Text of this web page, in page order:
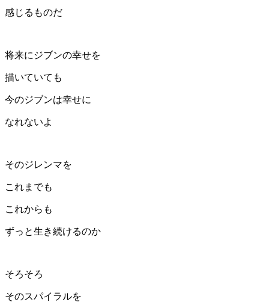
感じるものだ
将来にジブンの幸せを
描いていても
今のジブンは幸せに
なれないよ
そのジレンマを
これまでも
これからも
ずっと生き続けるのか
そろそろ
そのスパイラルを